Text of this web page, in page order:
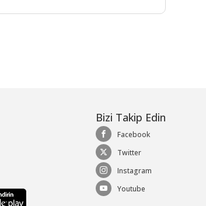
Bizi Takip Edin
Facebook
Twitter
Instagram
Youtube